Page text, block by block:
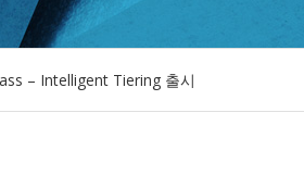
– Intelligent Tiering 출시